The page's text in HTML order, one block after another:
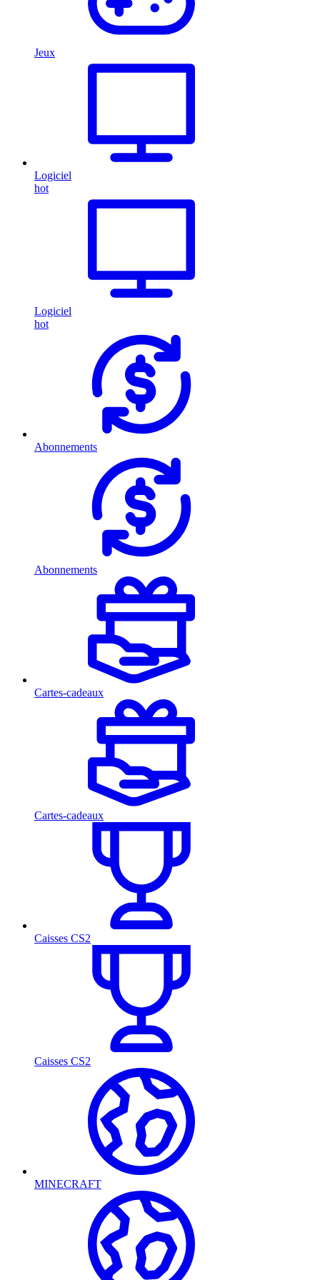
Jeux
Logiciel
hot
Logiciel
hot
Abonnements
Abonnements
Cartes-cadeaux
Cartes-cadeaux
Caisses CS2
Caisses CS2
MINECRAFT